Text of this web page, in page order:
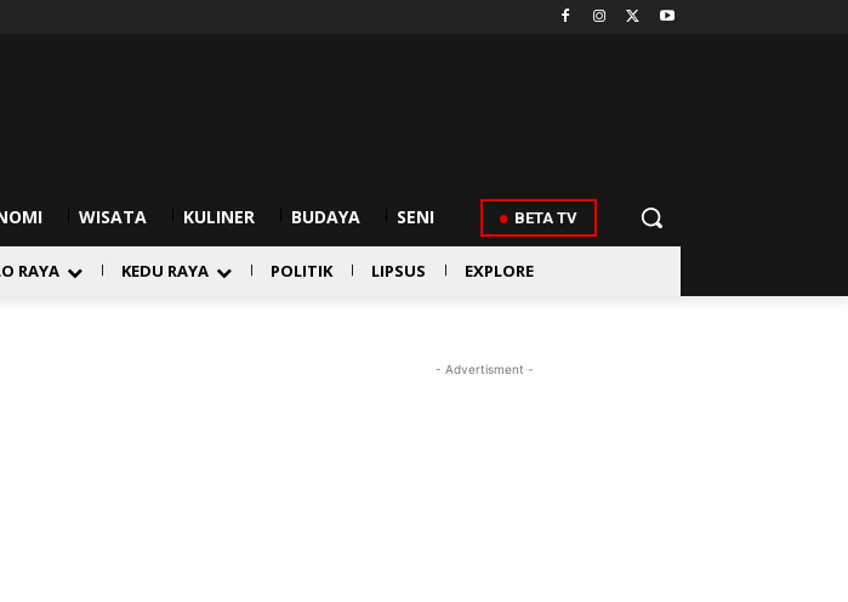
WISATA KULINER BUDAYA SENI BETA TV
RAYA KEDU RAYA POLITIK LIPSUS EXPLORE
- Advertisment -